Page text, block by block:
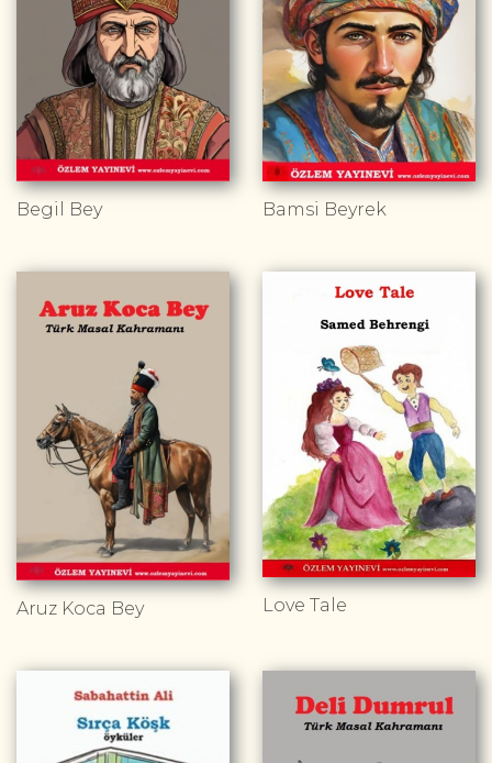
Begil Bey Bamsi Beyrek
Aruz Koca Bey Love Tale